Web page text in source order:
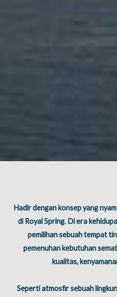
Hadir dengan konsep yang
di Royal Spring. Di era
pemilihan sebuah tempat
pemenuhan kebutuhan
kualitas,
Seperti atmosfir sebuah